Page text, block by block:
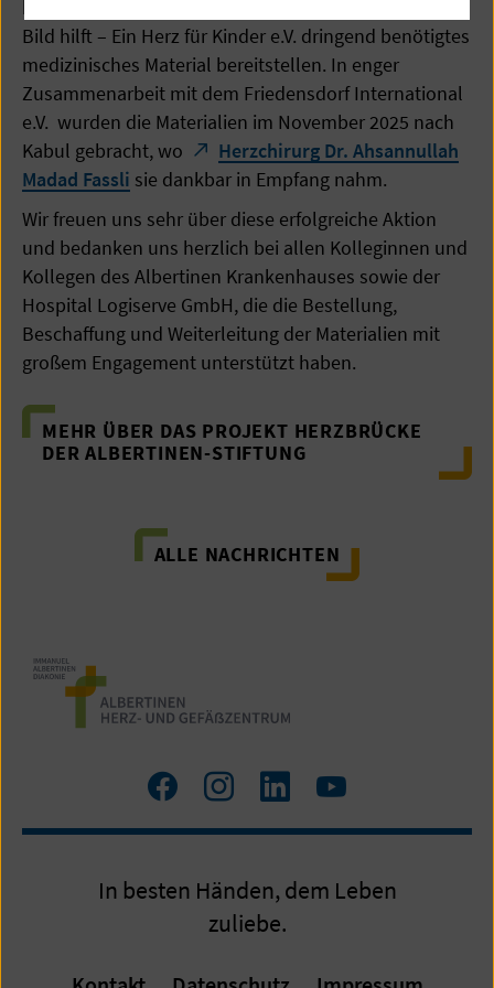
konnte die Albertinen-Stiftung mit Unterstützung von
Bild hilft – Ein Herz für Kinder e.V. dringend benötigtes
medizinisches Material bereitstellen. In enger
Zusammenarbeit mit dem Friedensdorf International
e.V. wurden die Materialien im November 2025 nach
Kabul gebracht, wo
Herzchirurg Dr. Ahsannullah
Madad Fassli sie dankbar in Empfang nahm.
Wir freuen uns sehr über diese erfolgreiche Aktion
und bedanken uns herzlich bei allen Kolleginnen und
Kollegen des Albertinen Krankenhauses sowie der
Hospital Logiserve GmbH, die die Bestellung,
Beschaffung und Weiterleitung der Materialien mit
großem Engagement unterstützt haben.
MEHR ÜBER DAS PROJEKT HERZBRÜCKE
DER ALBERTINEN-STIFTUNG
ALLE NACHRICHTEN
Zum
Facebook
Zum
Instagram
Zum
LinkedIn
Zum
YouTube
In besten Händen, dem Leben
zuliebe.